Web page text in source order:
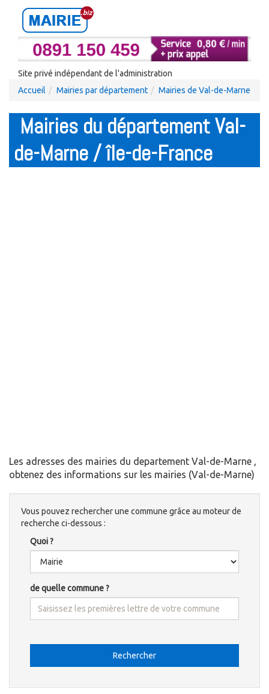
Site privé indépendant de l'administration
Accueil
Mairies par département Mairies de Val-de-Marne
Mairies du département Val-
de-Marne / île-de-France
Les adresses des mairies du departement Val-de-Marne ,
obtenez des informations sur les mairies (Val-de-Marne)
Vous pouvez rechercher une commune grâce au moteur de
recherche ci-dessous :
Quoi ?
de quelle commune ?
Rechercher